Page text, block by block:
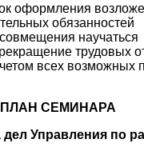
оформления
обязанностей
научаться
трудовых
всех возможных
ПЛАН СЕМИНАРА
Управления по